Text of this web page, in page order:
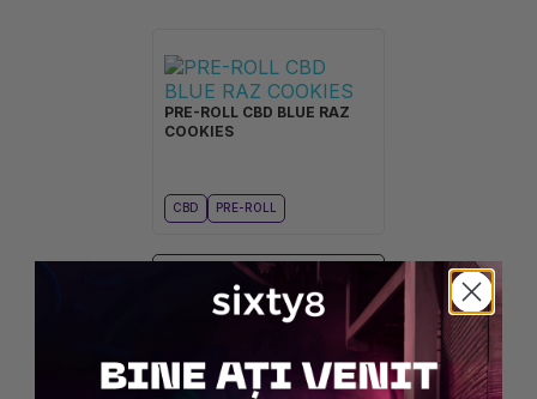
PRE-ROLL CBD BLUE RAZ
COOKIES
CBD PRE-ROLL
1